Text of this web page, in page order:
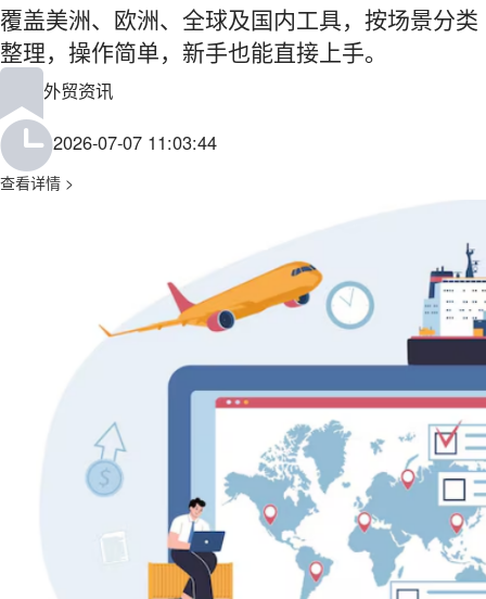
覆盖美洲、欧洲、全球及国内工具，按场景分类
整理，操作简单，新手也能直接上手。
外贸资讯
2026-07-07 11:03:44
查看详情 >